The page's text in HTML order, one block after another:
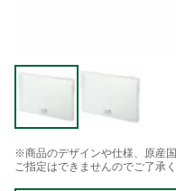
※商品のデザインや仕様、原産
ご指定はできませんのでご了承く